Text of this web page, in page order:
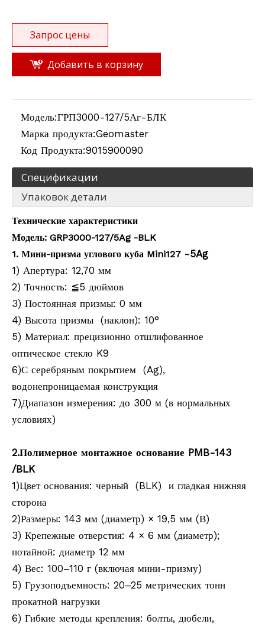
Запрос цены
Добавить в корзину
Модель:ГРП3000-127/5Аг-БЛК
Марка продукта:Geomaster
Код Продукта:9015900090
Спецификации
Упаковок детали
Технические характеристики
Модель: GRP3000-127/5Ag -BLK
1. Мини-призма углового куба Mini127 -5Ag
1) Апертура: 12,70 мм
2) Точность: ≦5 дюймов
3) Постоянная призмы: 0 мм
4) Высота призмы (наклон): 10°
5) Материал: прецизионно отшлифованное
оптическое стекло K9
6)С серебряным покрытием (Ag),
водонепроницаемая конструкция
7)Диапазон измерения: до 300 м (в нормальных
условиях)
2.Полимерное монтажное основание PMB-143
/BLK
1)Цвет основания: черный (BLK) и гладкая нижняя
сторона
2)Размеры: 143 мм (диаметр) × 19,5 мм (В)
3) Крепежные отверстия: 4 × 6 мм (диаметр);
потайной: диаметр 12 мм
4) Вес: 100–110 г (включая мини-призму)
5) Грузоподъемность: 20–25 метрических тонн
прокатной нагрузки
6) Гибкие методы крепления: болты, дюбели,